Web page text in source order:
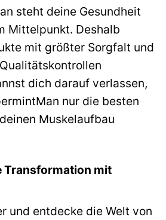
steht deine Gesundheit
Mittelpunkt. Deshalb
mit größter Sorgfalt und
dich darauf verlassen,
nur die besten
Muskelaufbau
Transformation mit
und entdecke die Welt von